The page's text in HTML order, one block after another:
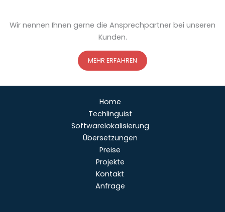
Wir nennen Ihnen gerne die Ansprechpartner bei unseren
Kunden.
MEHR ERFAHREN
Home
Techlinguist
Softwarelokalisierung
Übersetzungen
Preise
Projekte
Kontakt
Anfrage